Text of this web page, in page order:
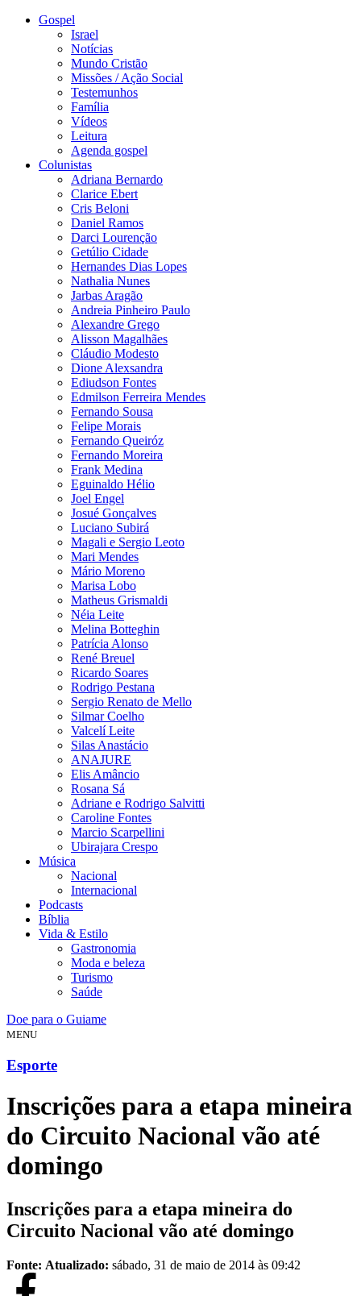
Gospel
Israel
Notícias
Mundo Cristão
Missões / Ação Social
Testemunhos
Família
Vídeos
Leitura
Agenda gospel
Colunistas
Adriana Bernardo
Clarice Ebert
Cris Beloni
Daniel Ramos
Darci Lourenção
Getúlio Cidade
Hernandes Dias Lopes
Nathalia Nunes
Jarbas Aragão
Andreia Pinheiro Paulo
Alexandre Grego
Alisson Magalhães
Cláudio Modesto
Dione Alexsandra
Ediudson Fontes
Edmilson Ferreira Mendes
Fernando Sousa
Felipe Morais
Fernando Queiróz
Fernando Moreira
Frank Medina
Eguinaldo Hélio
Joel Engel
Josué Gonçalves
Luciano Subirá
Magali e Sergio Leoto
Mari Mendes
Mário Moreno
Marisa Lobo
Matheus Grismaldi
Néia Leite
Melina Botteghin
Patrícia Alonso
René Breuel
Ricardo Soares
Rodrigo Pestana
Sergio Renato de Mello
Silmar Coelho
Valcelí Leite
Silas Anastácio
ANAJURE
Elis Amâncio
Rosana Sá
Adriane e Rodrigo Salvitti
Caroline Fontes
Marcio Scarpellini
Ubirajara Crespo
Música
Nacional
Internacional
Podcasts
Bíblia
Vida & Estilo
Gastronomia
Moda e beleza
Turismo
Saúde
Doe para o Guiame
MENU
Esporte
Inscrições para a etapa mineira
do Circuito Nacional vão até
domingo
Inscrições para a etapa mineira do
Circuito Nacional vão até domingo
Fonte: Atualizado: sábado, 31 de maio de 2014 às 09:42